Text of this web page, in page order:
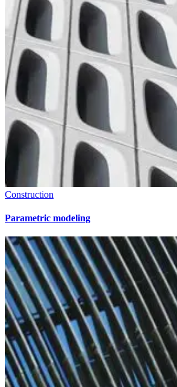
Construction
Parametric modeling